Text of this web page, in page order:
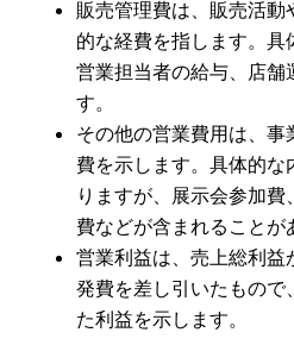
販売管理費は、販売活
的な経費を指します。具
営業担当者の給与、店舗
す。
その他の営業費用は、
費を示します。具体的
りますが、展示会参加
費などが含まれることが
営業利益は、売上総利益
発費を差し引いたもの
た利益を示します。